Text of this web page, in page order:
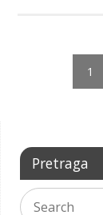
1
Pretraga